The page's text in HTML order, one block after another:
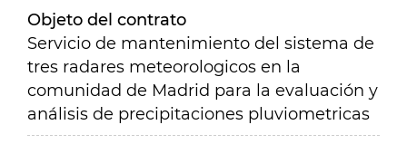
Objeto del contrato
Servicio de mantenimiento del sistema de
tres radares meteorologicos en la
comunidad de Madrid para la evaluación y
análisis de precipitaciones pluviometricas